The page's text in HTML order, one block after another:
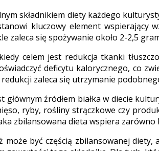
składnikiem diety każdego
kluczowy element wspierający
zaleca się spożywanie około 2-2,5
celem jest redukcja tkanki
deficytu kalorycznego, co
zaleca się utrzymanie
głównym źródłem białka w diecie
ryby, rośliny strączkowe czy
zbilansowana dieta wspiera
może być częścią zbilansowanej